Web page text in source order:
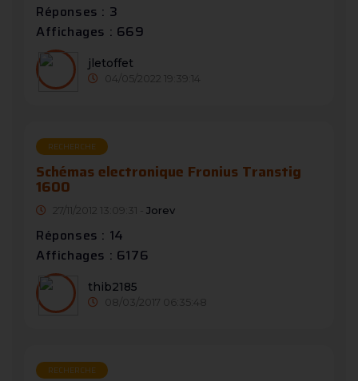
Réponses : 3
Affichages : 669
jletoffet
04/05/2022 19:39:14
RECHERCHE
Schémas electronique Fronius Transtig
1600
27/11/2012 13:09:31 - Jorev
Réponses : 14
Affichages : 6176
thib2185
08/03/2017 06:35:48
RECHERCHE